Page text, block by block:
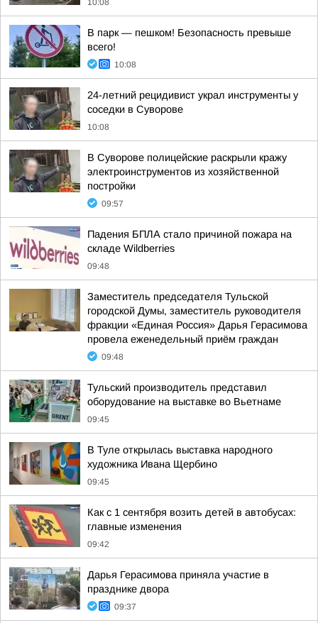
10:08
В парк — пешком! Безопасность превыше
всего!
10:08
24-летний рецидивист украл инструменты у
соседки в Суворове
10:08
В Суворове полицейские раскрыли кражу
электроинструментов из хозяйственной
постройки
09:57
Падения БПЛА стало причиной пожара на
складе Wildberries
09:48
Заместитель председателя Тульской
городской Думы, заместитель руководителя
фракции «Единая Россия» Дарья Герасимова
провела еженедельный приём граждан
09:48
Тульский производитель представил
оборудование на выставке во Вьетнаме
09:45
В Туле открылась выставка народного
художника Ивана Щербино
09:45
Как с 1 сентября возить детей в автобусах:
главные изменения
09:42
Дарья Герасимова приняла участие в
празднике двора
09:37